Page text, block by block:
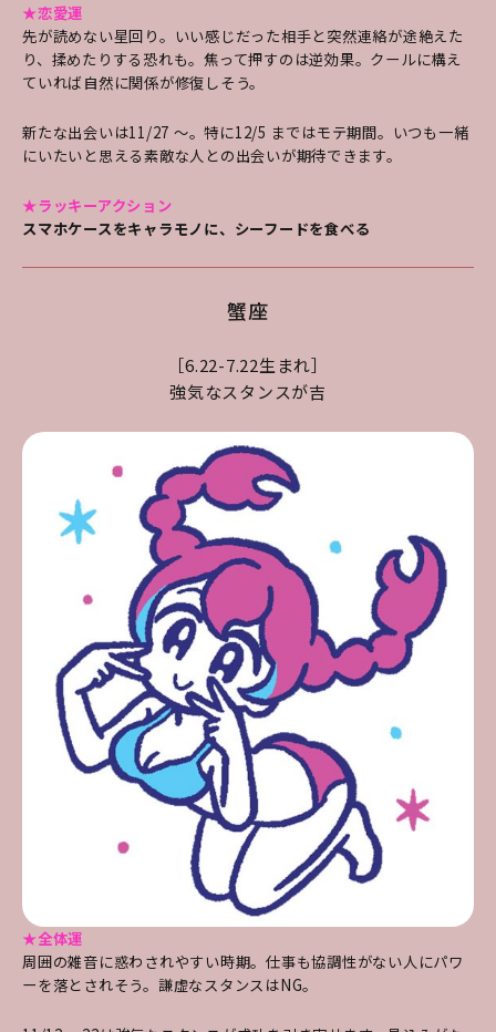
★恋愛運
先が読めない星回り。いい感じだった相手と突然連絡が途絶えた
り、揉めたりする恐れも。焦って押すのは逆効果。クールに構え
ていれば自然に関係が修復しそう。
新たな出会いは11/27 ～。特に12/5 まではモテ期間。いつも一緒
にいたい と思える素敵な人との出会いが期待できます。
★ラッキーアクション
スマホケースをキャラモノに、シーフードを食べる
蟹座
［6.22-7.22生まれ］
強気なスタンスが吉
★全体運
周囲の雑音に惑わされやすい時期。仕事も協調性がない人にパワ
ーを落とされそう。謙虚なスタンスはNG。